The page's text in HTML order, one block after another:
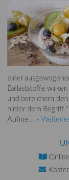
einer
Ballaststoffe
und bereichern
hinter dem Begriff
Aufme... »
Online